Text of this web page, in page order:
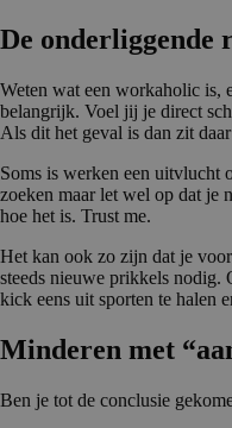
De onderlig­gende
Weten wat een workaholic is,
belangrijk. Voel jij je direct
Als dit het geval is dan zit
Soms is werken een uitvlucht
zoeken maar let wel op dat je
hoe het is. Trust me.
Het kan ook zo zijn dat je
steeds nieuwe prikkels nodig.
kick eens uit sporten te halen
Minderen met
Ben je tot de conclusie